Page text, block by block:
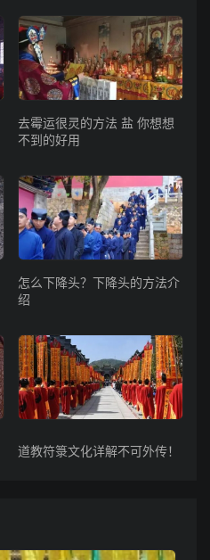
去霉运很灵的方法 盐 你想想
不到的好用
怎么下降头？下降头的方法介
绍
道教符箓文化详解不可外传！